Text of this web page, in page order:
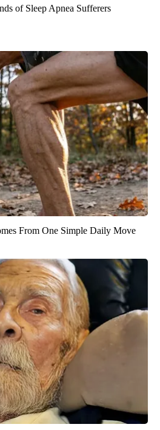
of Sleep Apnea Sufferers
From One Simple Daily Move